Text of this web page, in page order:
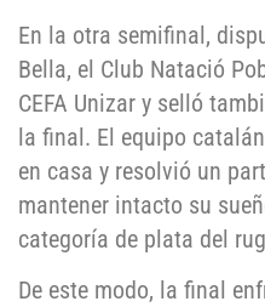
En la otra semifinal,
Bella, el Club Natació
CEFA Unizar y selló
la final. El equipo
en casa y resolvió un
mantener intacto su
categoría de plata del
De este modo, la final